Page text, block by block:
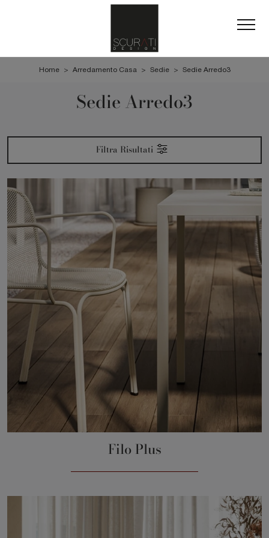
Home > Arredamento Casa > Sedie > Sedie Arredo3
Sedie Arredo3
Filtra Risultati
Filo Plus